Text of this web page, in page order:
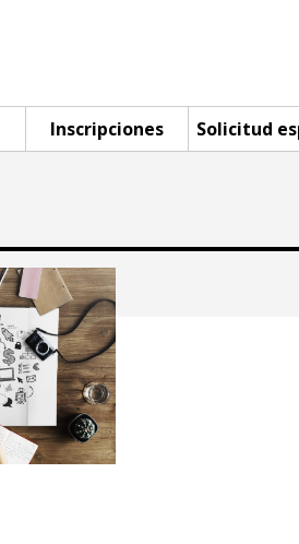
Inscripciones Solicitud